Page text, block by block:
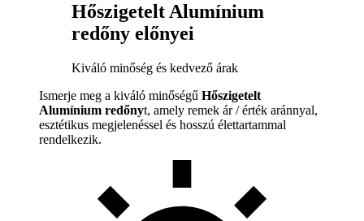
Hőszigetelt Alumínium
redőny előnyei
Kiváló minőség és kedvező árak
Ismerje meg a kiváló minőségű Hőszigetelt
Alumínium redőnyt, amely remek ár / érték aránnyal,
esztétikus megjelenéssel és hosszú élettartammal
rendelkezik.